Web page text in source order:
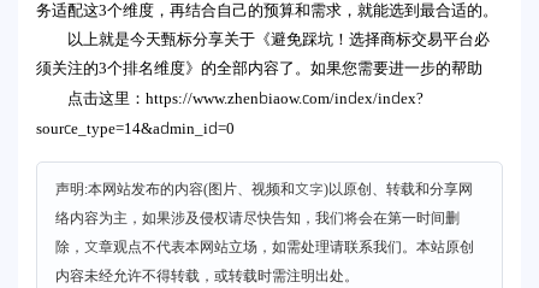
务适配这3个维度，再结合自己的预算和需求，就能选到最合适的。
以上就是今天甄标分享关于《避免踩坑！选择商标交易平台必
须关注的3个排名维度》的全部内容了。如果您需要进一步的帮助
点击这里： https://www.zhenbiaow.com/index/index?
source_type=14&admin_id=0
声明:本网站发布的内容(图片、视频和文字)以原创、转载和分享网
络内容为主，如果涉及侵权请尽快告知，我们将会在第一时间删
除，文章观点不代表本网站立场，如需处理请联系我们。本站原创
内容未经允许不得转载，或转载时需注明出处。